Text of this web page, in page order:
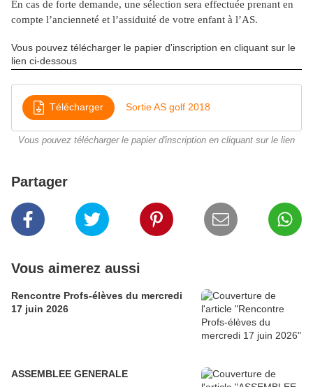
En cas de forte demande, une sélection sera effectuée prenant en
compte l’ancienneté et l’assiduité de votre enfant à l’AS.
Vous pouvez télécharger le papier d'inscription en cliquant sur le
lien ci-dessous
Télécharger Sortie AS golf 2018
Vous pouvez télécharger le papier d'inscription en cliquant sur le lien
Partager
Vous aimerez aussi
Rencontre Profs-élèves du mercredi
17 juin 2026
ASSEMBLEE GENERALE